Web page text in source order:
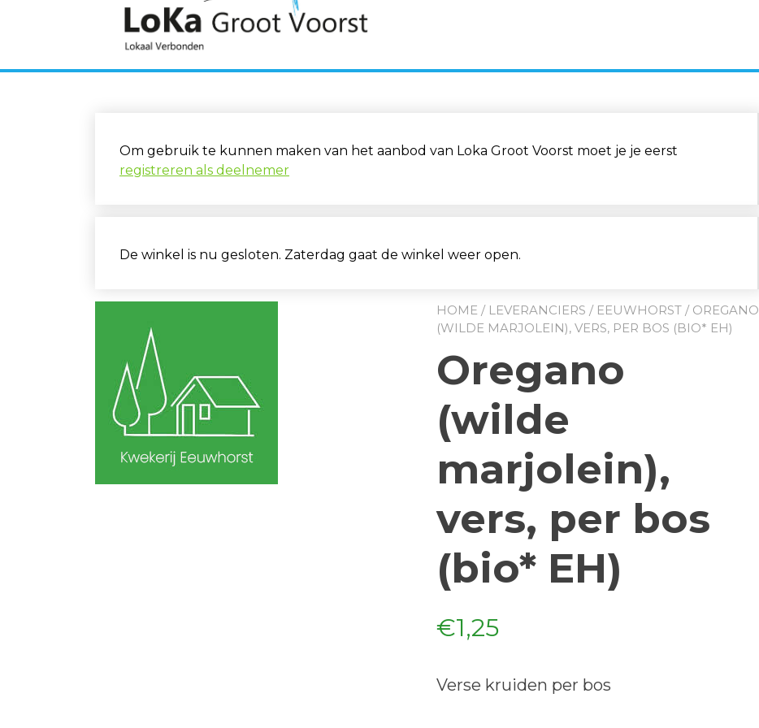
Om gebruik te kunnen maken van het aanbod van Loka Groot Voorst moet je je eerst
registreren als deelnemer
De winkel is nu gesloten. Zaterdag gaat de winkel weer open.
HOME / LEVERANCIERS / EEUWHORST / OREGANO
(WILDE MARJOLEIN), VERS, PER BOS (BIO* EH)
Oregano
(wilde
marjolein),
vers, per bos
(bio* EH)
€1,25
Verse kruiden per bos